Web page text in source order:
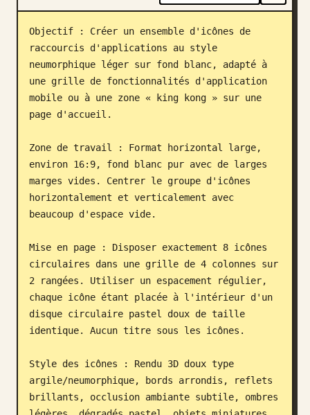
Blog
Mises à jour
Objectif : Créer un ensemble d'icônes de
raccourcis d'applications au style
neumorphique léger sur fond blanc, adapté à
une grille de fonctionnalités d'application
mobile ou à une zone « king kong » sur une
page d'accueil.
Zone de travail : Format horizontal large,
environ 16:9, fond blanc pur avec de larges
marges vides. Centrer le groupe d'icônes
horizontalement et verticalement avec
beaucoup d'espace vide.
Mise en page : Disposer exactement 8 icônes
circulaires dans une grille de 4 colonnes sur
2 rangées. Utiliser un espacement régulier,
chaque icône étant placée à l'intérieur d'un
disque circulaire pastel doux de taille
identique. Aucun titre sous les icônes.
Style des icônes : Rendu 3D doux type
argile/neumorphique, bords arrondis, reflets
brillants, occlusion ambiante subtile, ombres